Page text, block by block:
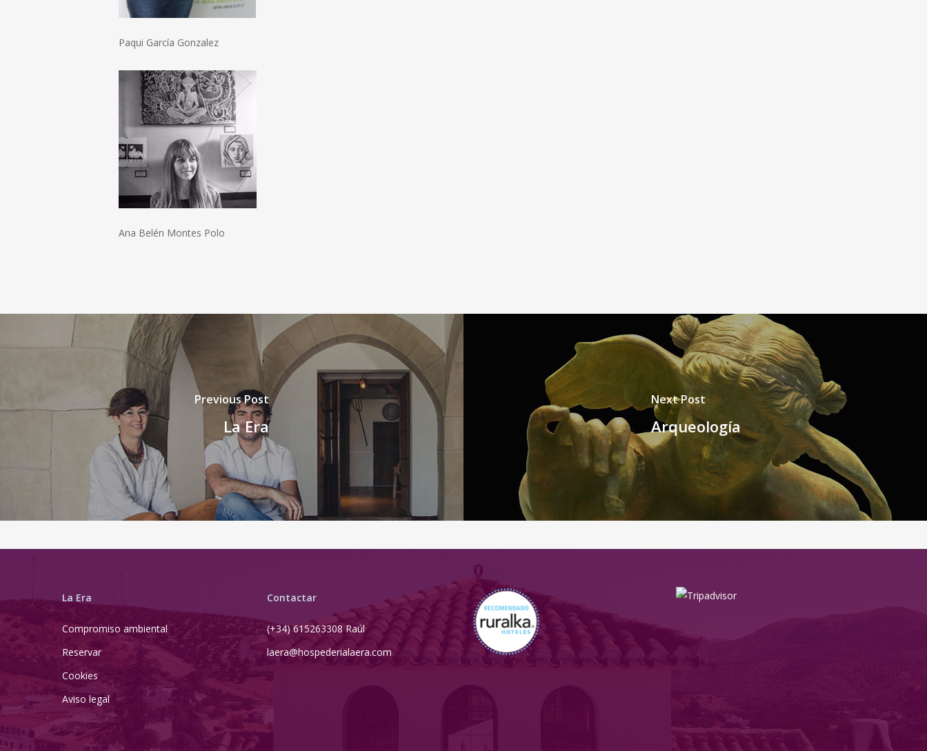
Paqui García Gonzalez
Ana Belén Montes Polo
Previous Post
La Era
Next Post
Arqueología
La Era
Compromiso ambiental
Reservar
Cookies
Aviso legal
Contactar
(+34) 615263308 Raúl
laera@hospederialaera.com